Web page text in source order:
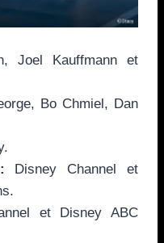
Joel Kauffmann et
Bo Chmiel, Dan
Disney Channel et
et Disney ABC